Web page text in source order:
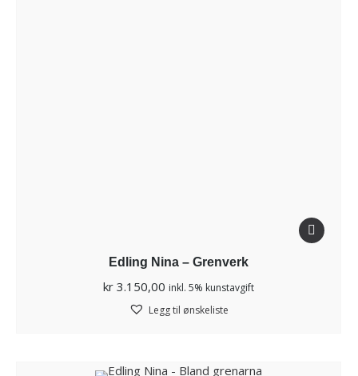
Edling Nina – Grenverk
kr 3.150,00 inkl. 5% kunstavgift
Legg til ønskeliste